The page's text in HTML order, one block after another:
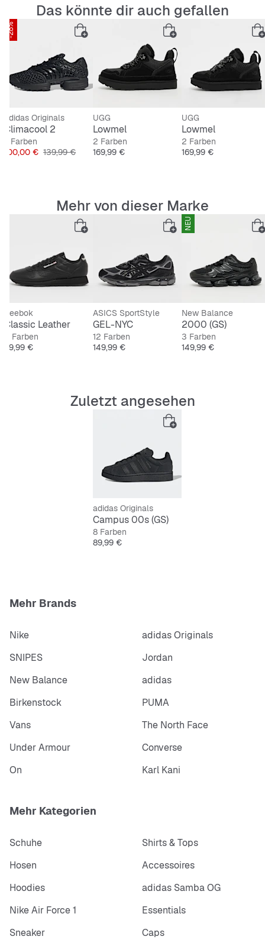
Gummiaußensohle
Das könnte dir auch gefallen
-28%
adidas Originals
Climacool 2
7 Farben
Preis
100,00 € Originalpreis
139,99 €
UGG
Lowmel
2 Farben
Preis
169,99 €
UGG
Lowmel
2 Farben
Preis
169,99 €
Mehr von dieser Marke
Reebok
Classic Leather
4 Farben
Preis
99,99 €
ASICS SportStyle
GEL-NYC
12 Farben
Preis
149,99 €
NEU
New Balance
2000 (GS)
3 Farben
Preis
149,99 €
Zuletzt angesehen
adidas Originals
Campus 00s (GS)
8 Farben
Preis
89,99 €
Mehr Brands
Nike
adidas Originals
SNIPES
Jordan
New Balance
adidas
Birkenstock
PUMA
Vans
The North Face
Under Armour
Converse
On
Karl Kani
Mehr Kategorien
Schuhe
Shirts & Tops
Hosen
Accessoires
Hoodies
adidas Samba OG
Nike Air Force 1
Essentials
Sneaker
Caps